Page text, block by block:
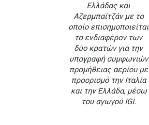
Ελλάδας και
Αζερμπαϊτζάν με το
οποίο επισημοποιείται
το ενδιαφέρον των
δύο κρατών για την
υπογραφή συμφωνιών
προμήθειας αερίου με
προορισμό την Ιταλία
και την Ελλάδα, μέσω
του αγωγού IGI.